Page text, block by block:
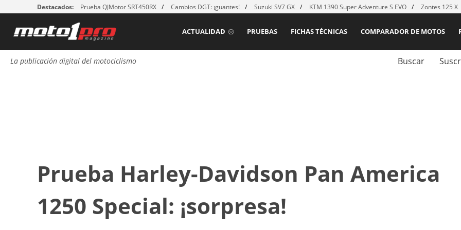
Destacados: Prueba QJMotor SRT450RX Cambios DGT: ¡guantes! Suzuki SV7 GX KTM 1390 Super Adventure S EVO Zontes 125 X
COMPARADOR DE MOTOS
FICHAS TÉCNICAS
PRUEBAS
ACTUALIDAD
La publicación digital del motociclismo Buscar
Prueba Harley-Davidson Pan America
1250 Special: ¡sorpresa!